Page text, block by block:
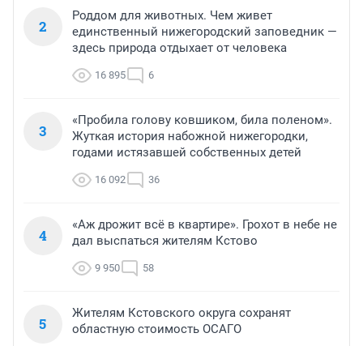
2
Роддом для животных. Чем живет
единственный нижегородский заповедник —
здесь природа отдыхает от человека
16 895 6
3
«Пробила голову ковшиком, била поленом».
Жуткая история набожной нижегородки,
годами истязавшей собственных детей
16 092 36
4
«Аж дрожит всё в квартире». Грохот в небе не
дал выспаться жителям Кстово
9 950 58
5
Жителям Кстовского округа сохранят
областную стоимость ОСАГО